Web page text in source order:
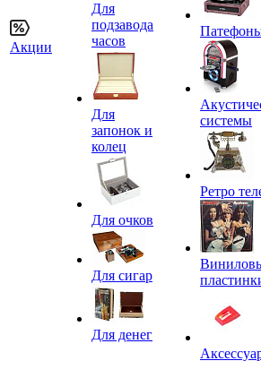
Акции
Для
подзавода
часов
Для
запонок и
колец
Для очков
Для сигар
Для денег
системы
Ретро